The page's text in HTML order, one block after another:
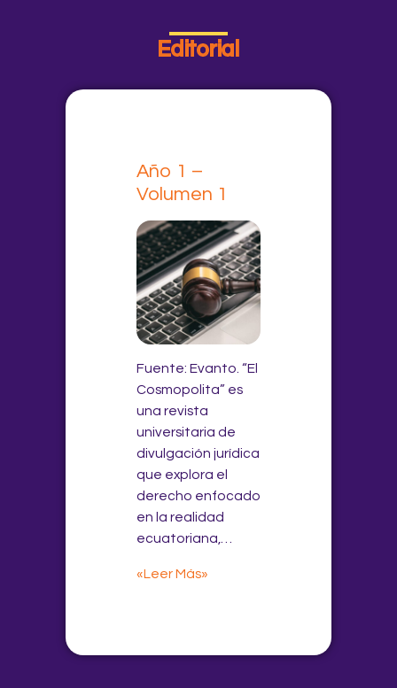
Editorial
Año 1 –
Volumen 1
Fuente: Evanto. “El
Cosmopolita” es
una revista
universitaria de
divulgación jurídica
que explora el
derecho enfocado
en la realidad
ecuatoriana,…
«Leer Más»